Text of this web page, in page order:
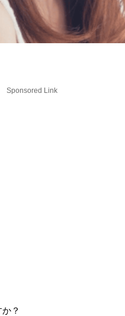
Sponsored Link
？